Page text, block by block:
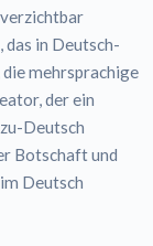
das in Deutsch-
mehrsprachige
der ein
Deutsch
Botschaft und
Deutsch